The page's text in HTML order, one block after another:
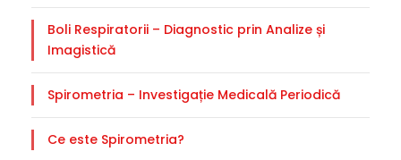
Boli Respiratorii – Diagnostic prin Analize și
Imagistică
Spirometria – Investigație Medicală Periodică
Ce este Spirometria?